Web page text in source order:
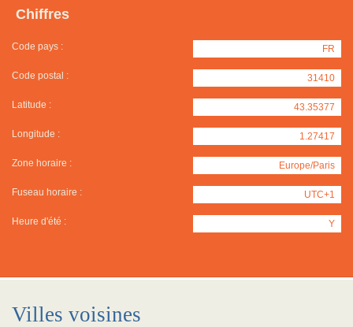
Chiffres
Code pays : FR
Code postal : 31410
Latitude : 43.35377
Longitude : 1.27417
Zone horaire : Europe/Paris
Fuseau horaire : UTC+1
Heure d'été : Y
Villes voisines